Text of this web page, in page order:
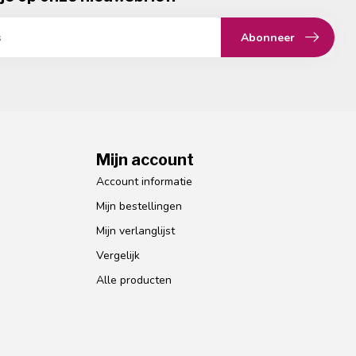
Abonneer
Mijn account
Account informatie
Mijn bestellingen
Mijn verlanglijst
Vergelijk
Alle producten